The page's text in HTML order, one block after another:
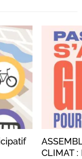
CLIMAT :